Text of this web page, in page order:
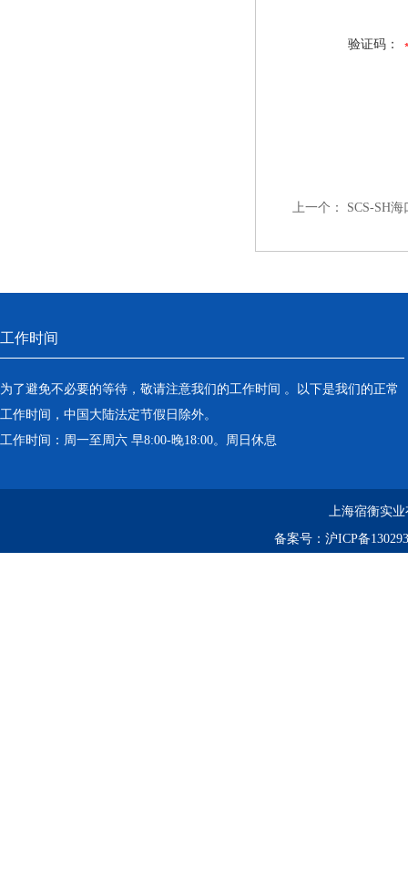
验证码：
上一个： SCS-SH
工作时间
为了避免不必要的等待，敬请注意我们的工作时间 。以下是我们的正常
工作时间，中国大陆法定节假日除外。
工作时间：周一至周六 早8:00-晚18:00。周日休息
上海宿衡实
备案号： 沪ICP备